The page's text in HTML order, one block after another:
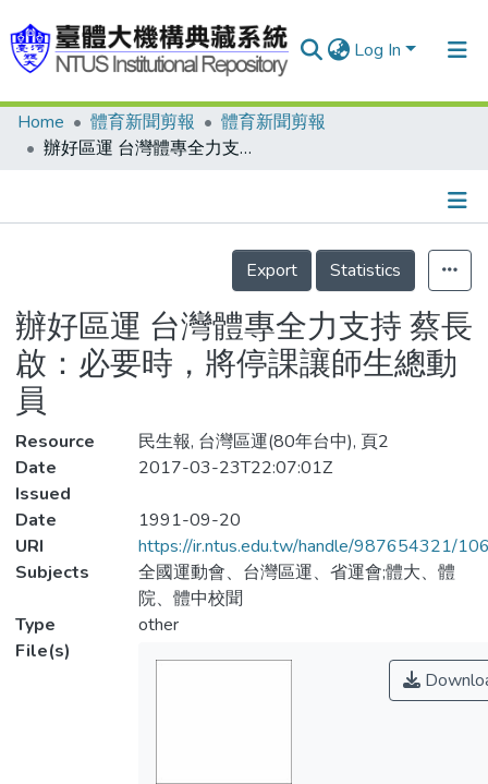
Log In
Communities & Collections
Statistics
Home 體育新聞剪報
體育新聞剪報
辦好區運 台灣體專全力支持 蔡長啟：必要時，將停課讓師生總動員
Details
Export
Statistics
辦好區運 台灣體專全力支持 蔡長
啟：必要時，將停課讓師生總動
員
Resource
民生報, 台灣區運(80年台中), 頁2
Date
Issued
2017-03-23T22:07:01Z
Date
1991-09-20
URI
https://ir.ntus.edu.tw/handle/987654321/
Subjects
全國運動會、台灣區運、省運會;體大、體
院、體中校聞
Type
other
File(s)